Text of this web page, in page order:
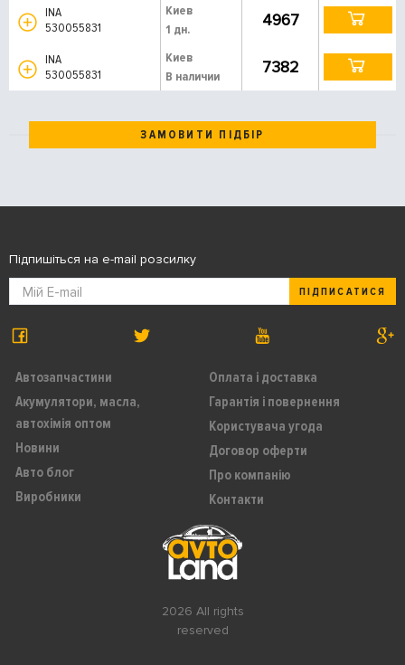
INA
530055831
Киев
1 дн.
4967
INA
530055831
Киев
В наличии
7382
ЗАМОВИТИ ПІДБІР
2026 All rights
reserved
Автозапчастини
Акумулятори, масла,
автохімія оптом
Новини
Авто блог
Виробники
Оплата і доставка
Гарантія і повернення
Користувача угода
Договор оферти
Про компанію
Контакти
Підпишіться на e-mail розсилку
ПІДПИСАТИСЯ